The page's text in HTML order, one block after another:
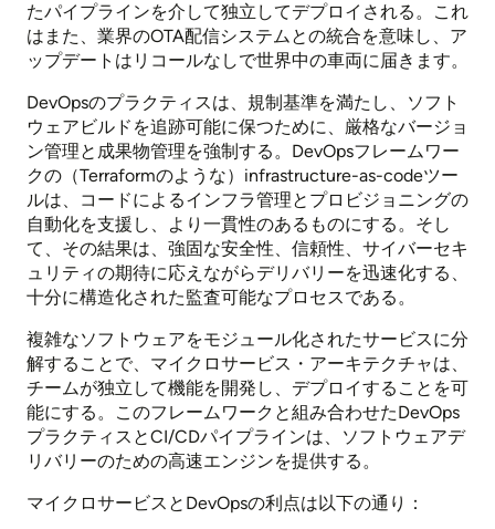
たパイプラインを介して独立してデプロイされる。これ
はまた、業界のOTA配信システムとの統合を意味し、ア
ップデートはリコールなしで世界中の車両に届きます。
DevOpsのプラクティスは、規制基準を満たし、ソフト
ウェアビルドを追跡可能に保つために、厳格なバージョ
ン管理と成果物管理を強制する。DevOpsフレームワー
クの（Terraformのような）infrastructure-as-codeツー
ルは、コードによるインフラ管理とプロビジョニングの
自動化を支援し、より一貫性のあるものにする。そし
て、その結果は、強固な安全性、信頼性、サイバーセキ
ュリティの期待に応えながらデリバリーを迅速化する、
十分に構造化された監査可能なプロセスである。
複雑なソフトウェアをモジュール化されたサービスに分
解することで、マイクロサービス・アーキテクチャは、
チームが独立して機能を開発し、デプロイすることを可
能にする。このフレームワークと組み合わせたDevOps
プラクティスとCI/CDパイプラインは、ソフトウェアデ
リバリーのための高速エンジンを提供する。
マイクロサービスとDevOpsの利点は以下の通り：